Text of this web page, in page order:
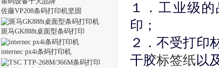
佐藤VP208条码打印机坚固
斑马GK888t桌面型条码打印
internec px4i条码打印机
１．工业级
印；
２．不受打印
干胶标签纸以